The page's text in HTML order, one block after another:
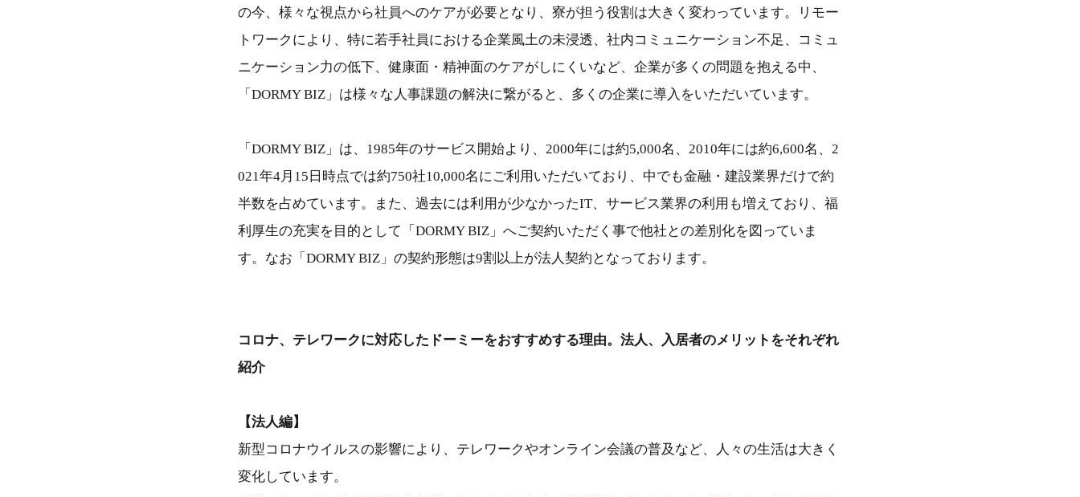
の今、様々な視点から社員へのケアが必要となり、寮が担う役割は大きく変わっています。リモー
トワークにより、特に若手社員における企業風土の未浸透、社内コミュニケーション不足、コミュ
ニケーション力の低下、健康面・精神面のケアがしにくいなど、企業が多くの問題を抱える中、
「DORMY BIZ」は様々な人事課題の解決に繋がると、多くの企業に導入をいただいています。
「DORMY BIZ」は、1985年のサービス開始より、2000年には約5,000名、2010年には約6,600名、2
021年4月15日時点では約750社10,000名にご利用いただいており、中でも金融・建設業界だけで約
半数を占めています。また、過去には利用が少なかったIT、サービス業界の利用も増えており、福
利厚生の充実を目的として「DORMY BIZ」へご契約いただく事で他社との差別化を図っていま
す。なお「DORMY BIZ」の契約形態は9割以上が法人契約となっております。
コロナ、テレワークに対応したドーミーをおすすめする理由。法人、入居者のメリットをそれぞれ
紹介
【法人編】
新型コロナウイルスの影響により、テレワークやオンライン会議の普及など、人々の生活は大きく
変化しています。